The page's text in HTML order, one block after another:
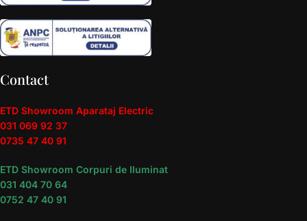
Contact
ETD Showroom Aparataj Electric
031 069 92 37
0735 47 40 91
ETD Showroom Corpuri de Iluminat
031 404 70 64
0752 47 40 91